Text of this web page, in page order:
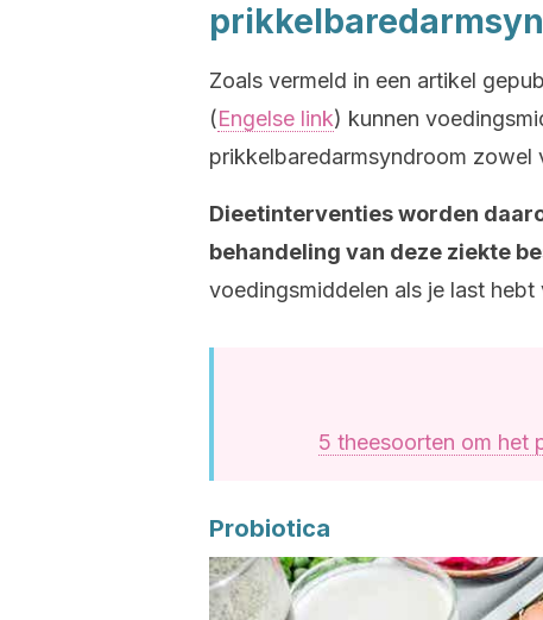
Zoals vermeld in een artikel
(Engelse link) kunnen
prikkelbaredarmsyndroom zowel
Dieetinterventies worden
behandeling van deze ziekte
voedingsmiddelen als je last
5 theesoorten om het
Probiotica